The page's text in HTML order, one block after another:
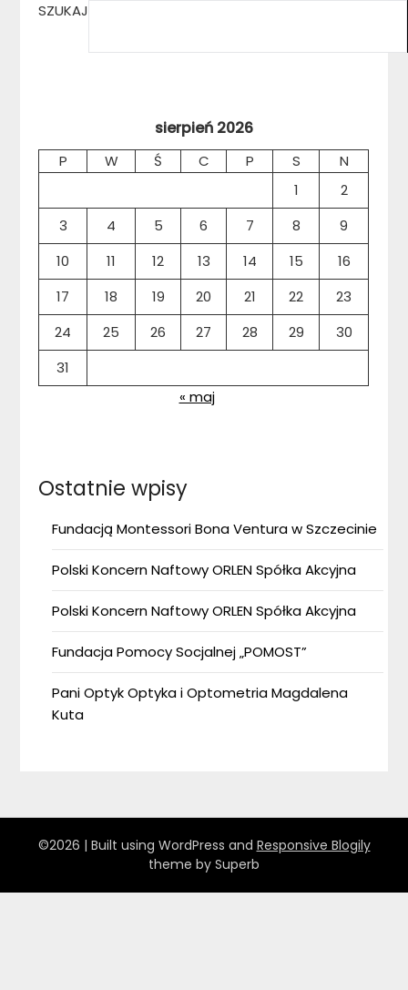
SZUKAJ
sierpień 2026
P W Ś C P S
N
1
2
3
4 5 6 7 8
9
10
11 12 13 14 15
16
17
18 19 20 21 22
23
24
25 26 27 28 29
30
31
« maj
Ostatnie wpisy
Fundacją Montessori Bona Ventura w Szczecinie
Polski Koncern Naftowy ORLEN Spółka Akcyjna
Polski Koncern Naftowy ORLEN Spółka Akcyjna
Fundacja Pomocy Socjalnej „POMOST”
Pani Optyk Optyka i Optometria Magdalena
Kuta
©2026 | Built using WordPress and Responsive Blogily
theme by Superb